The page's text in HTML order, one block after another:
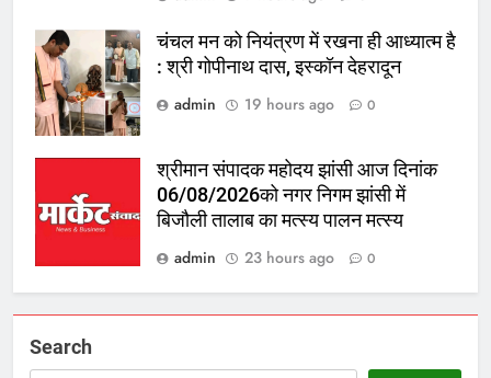
चंचल मन को नियंत्रण में रखना ही आध्यात्म है
: श्री गोपीनाथ दास, इस्कॉन देहरादून
admin
19 hours ago 0
श्रीमान संपादक महोदय झांसी आज दिनांक
06/08/2026को नगर निगम झांसी में
बिजौली तालाब का मत्स्य पालन मत्स्य
admin
23 hours ago 0
Search